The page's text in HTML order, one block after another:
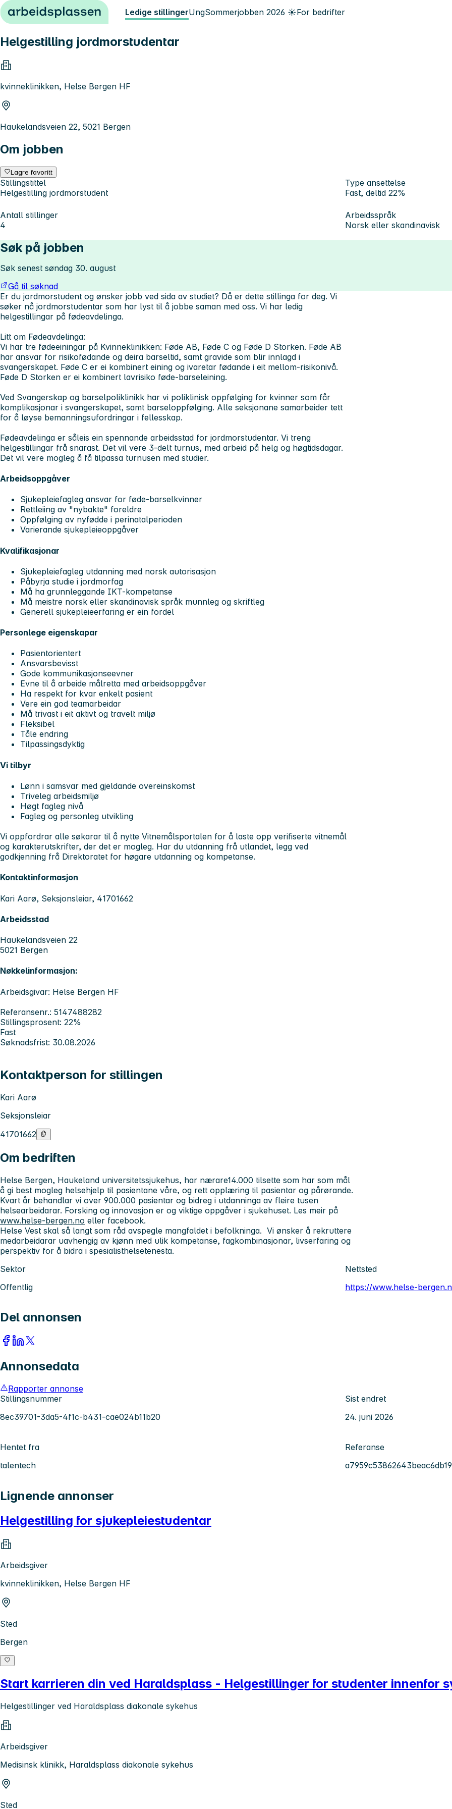
Hopp til innhold Ledige stillingerUngSommerjobben 2026 ☀️For bedrifter
Helgestilling jordmorstudentar
kvinneklinikken, Helse Bergen HF
Haukelandsveien 22, 5021 Bergen
Om jobben
Lagre favoritt
Stillingstittel
Helgestilling jordmorstudent
Type ansettelse
Fast, deltid 22%
Antall stillinger
4
Arbeidsspråk
Norsk eller skandinavisk
Søk på jobben
Søk senest søndag 30. august
Gå til søknad
Er du jordmorstudent og ønsker jobb ved sida av studiet? Då er dette stillinga for deg. Vi
søker nå jordmorstudentar som har lyst til å jobbe saman med oss. Vi har ledig
helgestillingar på fødeavdelinga.
Litt om Fødeavdelinga:
Vi har tre fødeeiningar på Kvinneklinikken: Føde AB, Føde C og Føde D Storken. Føde AB
har ansvar for risikofødande og deira barseltid, samt gravide som blir innlagd i
svangerskapet. Føde C er ei kombinert eining og ivaretar fødande i eit mellom-risikonivå.
Føde D Storken er ei kombinert lavrisiko føde-barseleining.
Ved Svangerskap og barselpoliklinikk har vi poliklinisk oppfølging for kvinner som får
komplikasjonar i svangerskapet, samt barseloppfølging. Alle seksjonane samarbeider tett
for å løyse bemanningsufordringar i fellesskap.
Fødeavdelinga er såleis ein spennande arbeidsstad for jordmorstudentar. Vi treng
helgestillingar frå snarast. Det vil vere 3-delt turnus, med arbeid på helg og høgtidsdagar.
Det vil vere mogleg å få tilpassa turnusen med studier.
Arbeidsoppgåver
Sjukepleiefagleg ansvar for føde-barselkvinner
Rettleiing av "nybakte" foreldre
Oppfølging av nyfødde i perinatalperioden
Varierande sjukepleieoppgåver
Kvalifikasjonar
Sjukepleiefagleg utdanning med norsk autorisasjon
Påbyrja studie i jordmorfag
Må ha grunnleggande IKT-kompetanse
Må meistre norsk eller skandinavisk språk munnleg og skriftleg
Generell sjukepleieerfaring er ein fordel
Personlege eigenskapar
Pasientorientert
Ansvarsbevisst
Gode kommunikasjonseevner
Evne til å arbeide målretta med arbeidsoppgåver
Ha respekt for kvar enkelt pasient
Vere ein god teamarbeidar
Må trivast i eit aktivt og travelt miljø
Fleksibel
Tåle endring
Tilpassingsdyktig
Vi tilbyr
Lønn i samsvar med gjeldande overeinskomst
Triveleg arbeidsmiljø
Høgt fagleg nivå
Fagleg og personleg utvikling
Vi oppfordrar alle søkarar til å nytte Vitnemålsportalen for å laste opp verifiserte vitnemål
og karakterutskrifter, der det er mogleg. Har du utdanning frå utlandet, legg ved
godkjenning frå Direktoratet for høgare utdanning og kompetanse.
Kontaktinformasjon
Kari Aarø, Seksjonsleiar, 41701662
Arbeidsstad
Haukelandsveien 22
5021 Bergen
Nøkkelinformasjon:
Arbeidsgivar: Helse Bergen HF
Referansenr.: 5147488282
Stillingsprosent: 22%
Fast
Søknadsfrist: 30.08.2026
Kontaktperson for stillingen
Kari Aarø
Seksjonsleiar
41701662
Om bedriften
Helse Bergen, Haukeland universitetssjukehus, har nærare14.000 tilsette som har som mål
å gi best mogleg helsehjelp til pasientane våre, og rett opplæring til pasientar og pårørande.
Kvart år behandlar vi over 900.000 pasientar og bidreg i utdanninga av fleire tusen
helsearbeidarar. Forsking og innovasjon er og viktige oppgåver i sjukehuset. Les meir på
www.helse-bergen.no eller facebook.
Helse Vest skal så langt som råd avspegle mangfaldet i befolkninga. Vi ønsker å rekruttere
medarbeidarar uavhengig av kjønn med ulik kompetanse, fagkombinasjonar, livserfaring og
perspektiv for å bidra i spesialisthelsetenesta.
Sektor
Offentlig
Nettsted
https://www.helse-
Del annonsen
Annonsedata
Rapporter annonse
Stillingsnummer
8ec39701-3da5-4f1c-b431-cae024b11b20
Sist endret
24. juni 2026
Hentet fra
talentech
Referanse
Lignende annonser
Helgestilling for sjukepleiestudentar
Arbeidsgiver
kvinneklinikken, Helse Bergen HF
Sted
Bergen
Start karrieren din ved Haraldsplass - Helgestillinger for studenter innenfor
Helgestillinger ved Haraldsplass diakonale sykehus
Arbeidsgiver
Medisinsk klinikk, Haraldsplass diakonale sykehus
Sted